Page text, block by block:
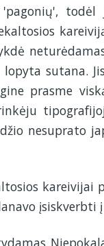
todėl
lopyta sutana.
prasme
nesuprato
kareivijai
įsiskverbti